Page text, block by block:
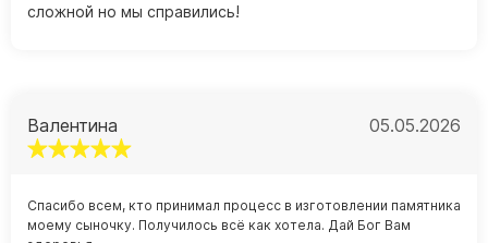
сложной но мы справились!
Валентина 05.05.2026
Спасибо всем, кто принимал процесс в изготовлении памятника
моему сыночку. Получилось всё как хотела. Дай Бог Вам